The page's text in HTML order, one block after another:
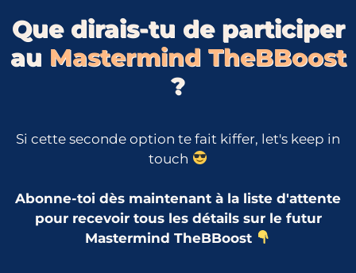
Que dirais-tu de participer
au Mastermind TheBBoost
?
Si cette seconde option te fait kiffer, let's keep in
touch
Abonne-toi dès maintenant à la liste d'attente
pour recevoir tous les détails sur le futur
Mastermind TheBBoost